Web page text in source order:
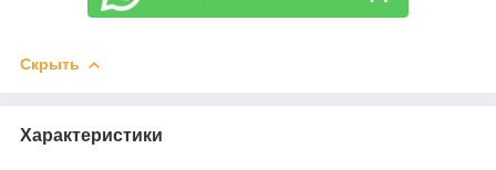
Скрыть
Характеристики